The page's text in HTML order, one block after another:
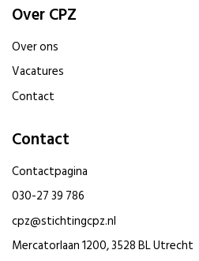
Over CPZ
Over ons
Vacatures
Contact
Contact
Contactpagina
030-27 39 786
cpz@stichtingcpz.nl
Mercatorlaan 1200, 3528 BL Utrecht